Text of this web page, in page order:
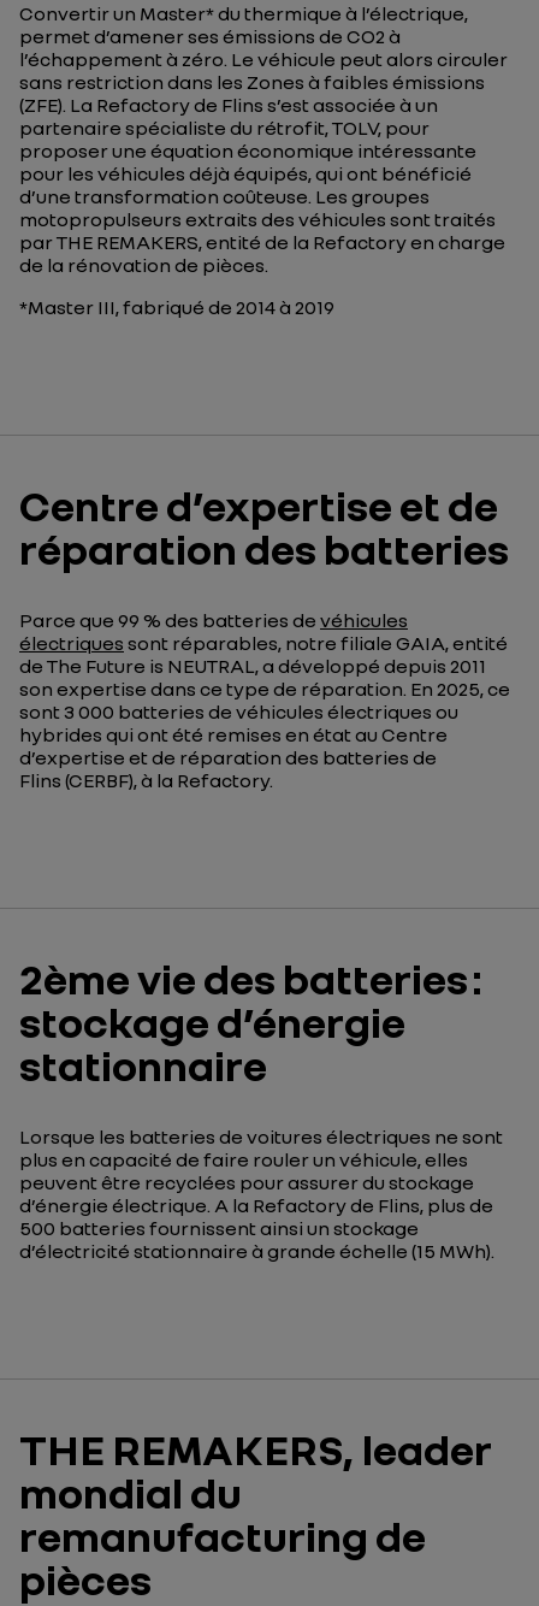
Convertir un Master* du thermique à l’électrique,
permet d’amener ses émissions de CO2 à
l’échappement à zéro. Le véhicule peut alors circuler
sans restriction dans les Zones à faibles émissions
(ZFE). La Refactory de Flins s’est associée à un
partenaire spécialiste du rétrofit, TOLV, pour
proposer une équation économique intéressante
pour les véhicules déjà équipés, qui ont bénéficié
d’une transformation coûteuse. Les groupes
motopropulseurs extraits des véhicules sont traités
par THE REMAKERS, entité de la Refactory en charge
de la rénovation de pièces.
*Master III, fabriqué de 2014 à 2019
Centre d’expertise et de
réparation des batteries
Parce que 99 % des batteries de véhicules
électriques sont réparables, notre filiale GAIA, entité
de The Future is NEUTRAL, a développé depuis 2011
son expertise dans ce type de réparation. En 2025, ce
sont 3 000 batteries de véhicules électriques ou
hybrides qui ont été remises en état au Centre
d’expertise et de réparation des batteries de
Flins (CERBF), à la Refactory.
2ème vie des batteries :
stockage d’énergie
stationnaire
Lorsque les batteries de voitures électriques ne sont
plus en capacité de faire rouler un véhicule, elles
peuvent être recyclées pour assurer du stockage
d’énergie électrique. A la Refactoryde Flins, plus de
500 batteries fournissentainsi un stockage
d’électricité stationnaire à grande échelle (15 MWh).
THE REMAKERS, leader
mondial du
remanufacturing de
pièces